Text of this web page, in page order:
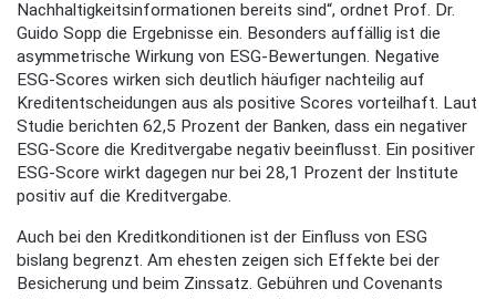
Nachhaltigkeitsinformationen bereits sind“, ordnet Prof. Dr.
Guido Sopp die Ergebnisse ein. Besonders auffällig ist die
asymmetrische Wirkung von ESG-Bewertungen. Negative
ESG-Scores wirken sich deutlich häufiger nachteilig auf
Kreditentscheidungen aus als positive Scores vorteilhaft. Laut
Studie berichten 62,5 Prozent der Banken, dass ein negativer
ESG-Score die Kreditvergabe negativ beeinflusst. Ein positiver
ESG-Score wirkt dagegen nur bei 28,1 Prozent der Institute
positiv auf die Kreditvergabe.
Auch bei den Kreditkonditionen ist der Einfluss von ESG
bislang begrenzt. Am ehesten zeigen sich Effekte bei der
Besicherung und beim Zinssatz. Gebühren und Covenants